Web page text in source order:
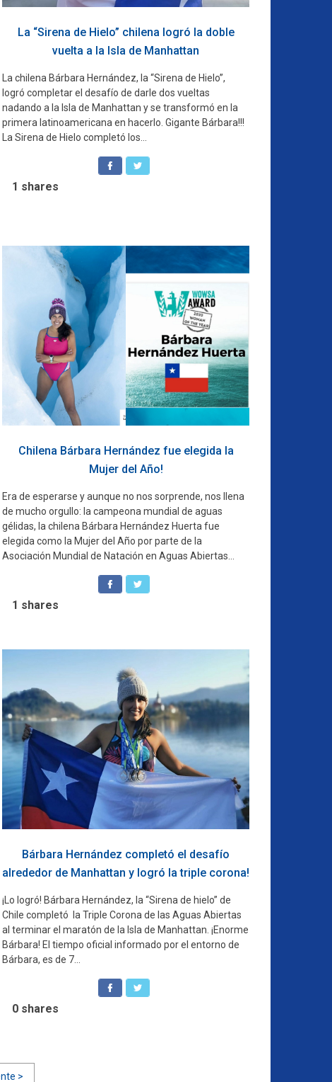
La “Sirena de Hielo” chilena logró la doble
vuelta a la Isla de Manhattan
La chilena Bárbara Hernández, la “Sirena de Hielo”,
logró completar el desafío de darle dos vueltas
nadando a la Isla de Manhattan y se transformó en la
primera latinoamericana en hacerlo. Gigante Bárbara!!!
La Sirena de Hielo completó los...
1 shares
Chilena Bárbara Hernández fue elegida la
Mujer del Año!
Era de esperarse y aunque no nos sorprende, nos llena
de mucho orgullo: la campeona mundial de aguas
gélidas, la chilena Bárbara Hernández Huerta fue
elegida como la Mujer del Año por parte de la
Asociación Mundial de Natación en Aguas Abiertas...
1 shares
Bárbara Hernández completó el desafío
alrededor de Manhattan y logró la triple corona!
¡Lo logró! Bárbara Hernández, la “Sirena de hielo” de
Chile completó la Triple Corona de las Aguas Abiertas
al terminar el maratón de la Isla de Manhattan. ¡Enorme
Bárbara! El tiempo oficial informado por el entorno de
Bárbara, es de 7...
0 shares
>